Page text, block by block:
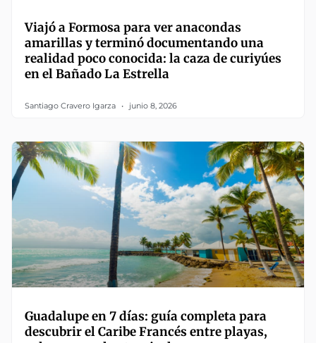
Viajó a Formosa para ver anacondas
amarillas y terminó documentando una
realidad poco conocida: la caza de curiyúes
en el Bañado La Estrella
Santiago Cravero Igarza junio 8, 2026
Guadalupe en 7 días: guía completa para
descubrir el Caribe Francés entre playas,